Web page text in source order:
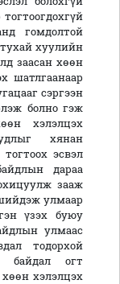
гомдолтой
хуулийн
заасан хөөн
шатлгаанаар
сэргээн
болно гэж
хэлэлцэх
хянан
эсвэл
дараа
зааж
улмаар
үзэх буюу
улмаас
тодорхой
байдал огт
хэлэлцэх